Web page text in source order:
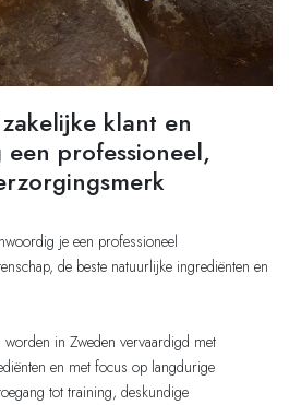
klant en
professioneel,
je een professioneel
de beste natuurlijke ingrediënten en
in Zweden vervaardigd met
en met focus op langdurige
tot training, deskundige